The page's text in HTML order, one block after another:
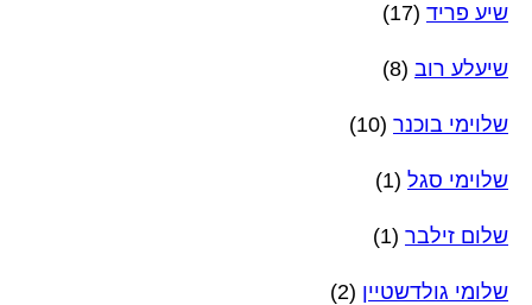
שיע פריד (17)
שיעלע רוב (8)
שלוימי בוכנר (10)
שלוימי סגל (1)
שלום זילבר (1)
שלומי גולדשטיין (2)